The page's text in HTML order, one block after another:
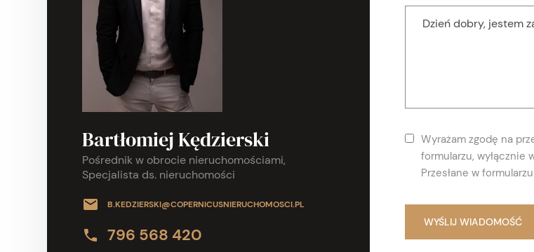
Bartłomiej Kędzierski
Pośrednik w obrocie nieruchomościami,
Specjalista ds. nieruchomości
B.KEDZIERSKI@COPERNICUSNIERUCHOMOSCI.PL
796 568 420
Wyrażam zgodę na
formularzu, wyłącznie
Przesłane w